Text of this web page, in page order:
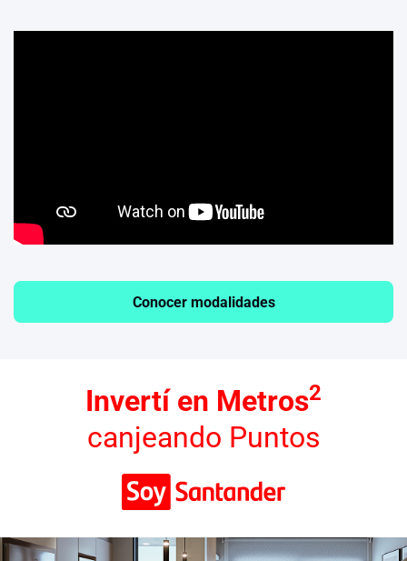
Conocer modalidades
Invertí en Metros2
canjeando Puntos